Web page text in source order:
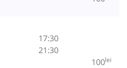
17:30
21:30
100lei